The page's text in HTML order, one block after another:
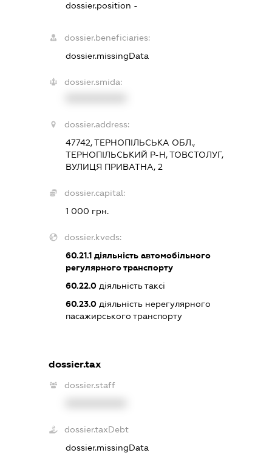
dossier.position -
dossier.beneficiaries:
dossier.missingData
dossier.smida:
dossier.address:
47742, ТЕРНОПІЛЬСЬКА ОБЛ.,
ТЕРНОПІЛЬСЬКИЙ Р-Н, ТОВСТОЛУГ,
ВУЛИЦЯ ПРИВАТНА, 2
dossier.capital:
1 000 грн.
dossier.kveds:
60.21.1діяльність автомобільного
регулярного транспорту
60.22.0діяльність таксі
60.23.0діяльність нерегулярного
пасажирського транспорту
dossier.tax
dossier.staff
dossier.taxDebt
dossier.missingData